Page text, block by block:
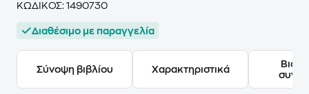
ΚΩΔΙΚΟΣ: 1490730
Διαθέσιμο με παραγγελία
Σύνοψη βιβλίου Χαρακτηριστικά